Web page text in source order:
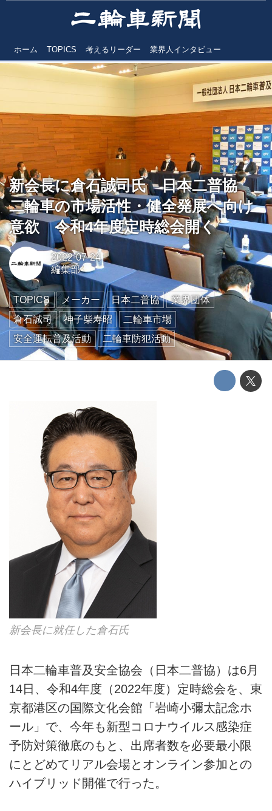
ホーム TOPICS 考えるリーダー 業界人インタビュー
新会長に倉石誠司氏 日本二普協
二輪車の市場活性・健全発展へ向け
意欲 令和4年度定時総会開く
2022-07-24
編集部
TOPICS メーカー 日本二普協
業界団体
倉石誠司
神子柴寿昭
二輪車市場
安全運転普及活動
二輪車防犯活動
新会長に就任した倉石氏
日本二輪車普及安全協会（日本二普協）は6月
14日、令和4年度（2022年度）定時総会を、東
京都港区の国際文化会館「岩崎小彌太記念ホ
ール」で、今年も新型コロナウイルス感染症
予防対策徹底のもと、出席者数を必要最小限
にとどめてリアル会場とオンライン参加との
ハイブリッド開催で行った。